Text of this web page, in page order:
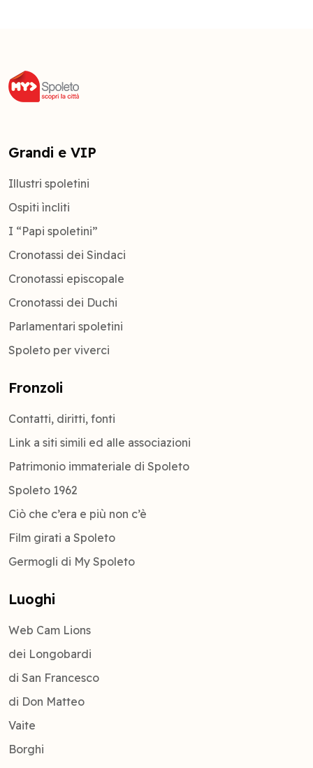
Grandi e VIP
Illustri spoletini
Ospiti ìncliti
I “Papi spoletini”
Cronotassi dei Sindaci
Cronotassi episcopale
Cronotassi dei Duchi
Parlamentari spoletini
Spoleto per viverci
Fronzoli
Contatti, diritti, fonti
Link a siti simili ed alle associazioni
Patrimonio immateriale di Spoleto
Spoleto 1962
Ciò che c’era e più non c’è
Film girati a Spoleto
Germogli di My Spoleto
Luoghi
Web Cam Lions
dei Longobardi
di San Francesco
di Don Matteo
Vaite
Borghi